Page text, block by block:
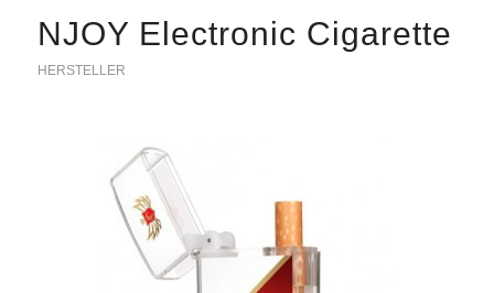
NJOY Electronic Cigarette
HERSTELLER